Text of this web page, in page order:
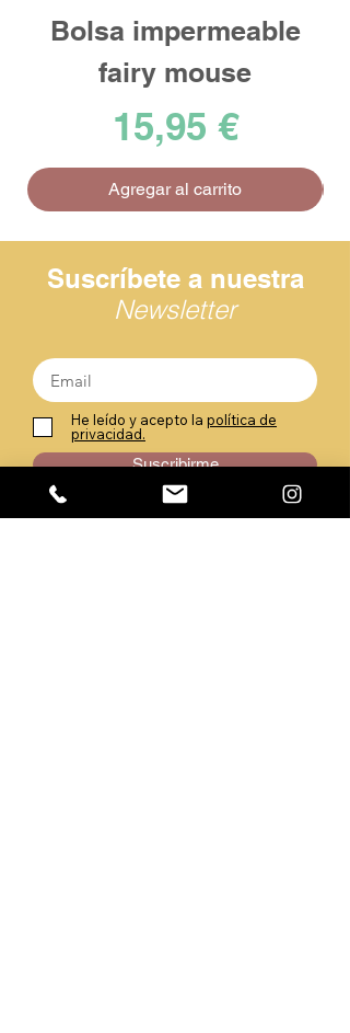
Bolsa impermeable
fairy mouse
Precio
15,95 €
Agregar al carrito
Suscríbete a nuestra
Newsletter
He leído y acepto la política de
privacidad.
Suscribirme